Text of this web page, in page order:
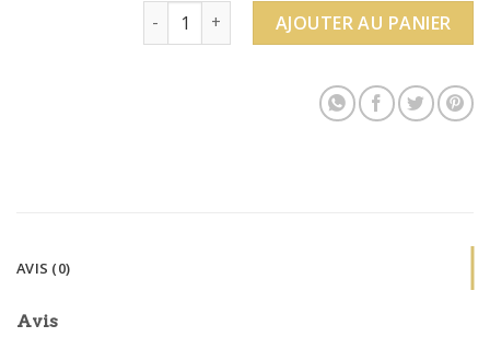
quantité de swarovski collier argent
AJOUTER AU PANIER
AVIS (0)
Avis